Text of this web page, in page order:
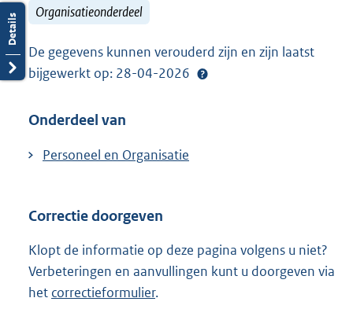
Organisatieonderdeel
De gegevens kunnen verouderd zijn en zijn laatst
bijgewerkt op: 28-04-2026
Onderdeel van
Personeel en Organisatie
Correctie doorgeven
Klopt de informatie op deze pagina volgens u niet?
Verbeteringen en aanvullingen kunt u doorgeven via
het correctieformulier.